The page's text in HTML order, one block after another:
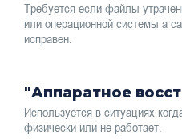
Требуется если файлы
или операционной системы а
исправен.
"Аппаратное
Используется в ситуациях
физически или не работает.